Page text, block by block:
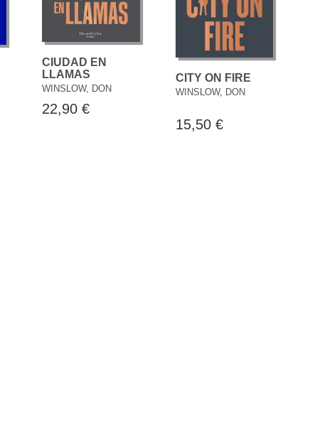
CIUDAD EN
LLAMAS
WINSLOW, DON
22,90 €
CITY ON FIRE
WINSLOW, DON
15,50 €